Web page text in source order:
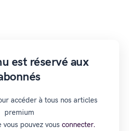
est réservé aux
accéder à tous nos articles
premium
vous pouvez vous connecter.